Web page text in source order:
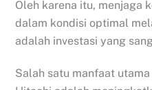
Oleh karena itu, menjaga
dalam kondisi optimal
adalah investasi yang
Salah satu manfaat